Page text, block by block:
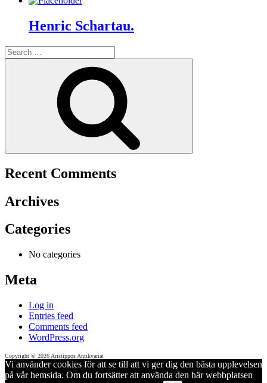
Henric Schartau.
Search
for:
Recent Comments
Archives
Categories
No categories
Meta
Log in
Entries feed
Comments feed
WordPress.org
Copyright © 2026 Aristippos Antikvariat
Vi använder cookies för att se till att vi ger dig den bästa upplevelsen
på vår hemsida. Om du fortsätter att använda den här webbplatsen